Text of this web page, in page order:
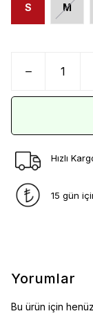
S M
Hızlı
15 gün
Yorumlar
Bu ürün için